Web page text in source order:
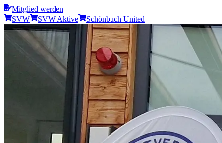
Mitglied werden
SVW
SVW Aktive Schönbuch United